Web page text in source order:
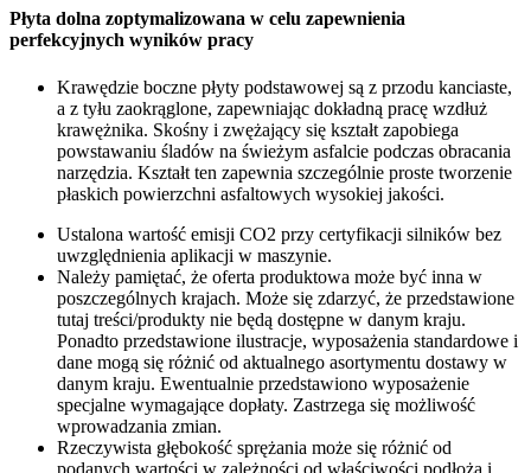
Płyta dolna zoptymalizowana w celu zapewnienia
perfekcyjnych wyników pracy
Krawędzie boczne płyty podstawowej są z przodu kanciaste,
a z tyłu zaokrąglone, zapewniając dokładną pracę wzdłuż
krawężnika. Skośny i zwężający się kształt zapobiega
powstawaniu śladów na świeżym asfalcie podczas obracania
narzędzia. Kształt ten zapewnia szczególnie proste tworzenie
płaskich powierzchni asfaltowych wysokiej jakości.
Ustalona wartość emisji CO2 przy certyfikacji silników bez
uwzględnienia aplikacji w maszynie.
Należy pamiętać, że oferta produktowa może być inna w
poszczególnych krajach. Może się zdarzyć, że przedstawione
tutaj treści/produkty nie będą dostępne w danym kraju.
Ponadto przedstawione ilustracje, wyposażenia standardowe i
dane mogą się różnić od aktualnego asortymentu dostawy w
danym kraju. Ewentualnie przedstawiono wyposażenie
specjalne wymagające dopłaty. Zastrzega się możliwość
wprowadzania zmian.
Rzeczywista głębokość sprężania może się różnić od
podanych wartości w zależności od właściwości podłoża i